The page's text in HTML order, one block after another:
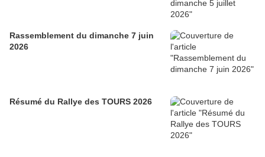
Rassemblement du dimanche 7 juin
2026
Résumé du Rallye des TOURS 2026